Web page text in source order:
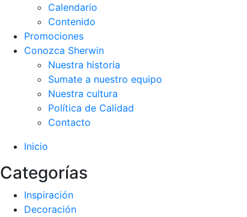
Calendario
Contenido
Promociones
Conozca Sherwin
Nuestra historia
Sumate a nuestro equipo
Nuestra cultura
Política de Calidad
Contacto
Inicio
Categorías
Inspiración
Decoración